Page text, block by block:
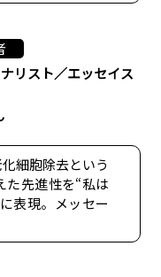
リスト／エッセイス
細胞除去という
た先進性を“私は
表現。メッセー